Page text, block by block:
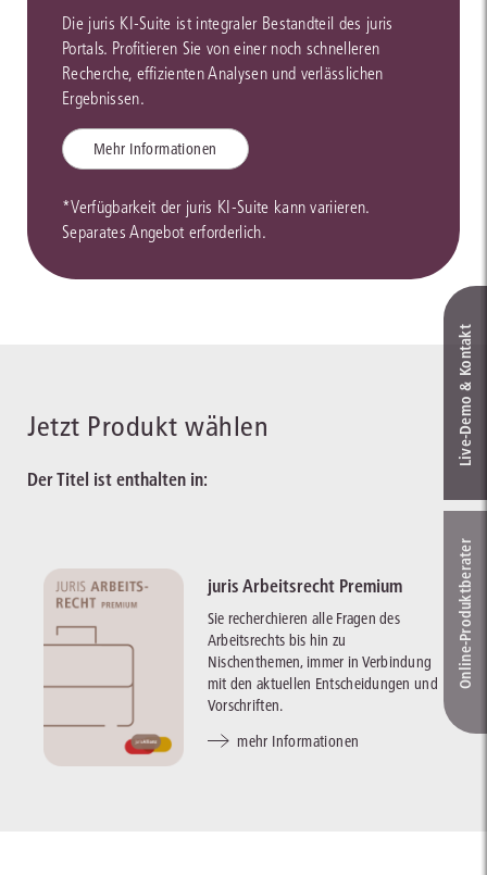
Die juris KI-Suite ist integraler Bestandteil des juris
Portals. Profitieren Sie von einer noch schnelleren
Recherche, effizienten Analysen und verlässlichen
Ergebnissen.
Mehr Informationen
*Verfügbarkeit der juris KI-Suite kann variieren.
Separates Angebot erforderlich.
Jetzt Produkt wählen
Der Titel ist enthalten in:
juris Arbeitsrecht Premium
Sie recherchieren alle Fragen des
Arbeitsrechts bis hin zu
Nischenthemen, immer in Verbindung
mit den aktuellen Entscheidungen und
Vorschriften.
mehr Informationen
Live‑Demo & Kontakt
Online-Produkt­berater